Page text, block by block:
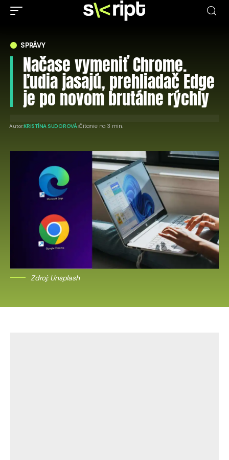
SPRÁVY
Načase vymeniť Chrome.
Ľudia jasajú, prehliadač Edge
je po novom brutálne rýchly
Autor:KRISTÍNA SUDOROVÁ Čítanie na 3 min.
Zdroj: Unsplash